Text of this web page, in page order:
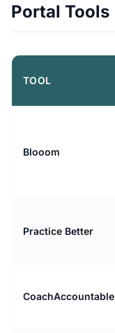
Portal Tools
TOOL
Blooom
Practice Better
CoachAccountable